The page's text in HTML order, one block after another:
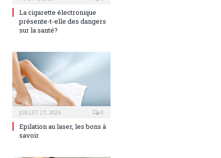
La cigarette électronique
présente-t-elle des dangers
sur la santé?
JUILLET 27, 2026 0
Epilation au laser, les bons à
savoir